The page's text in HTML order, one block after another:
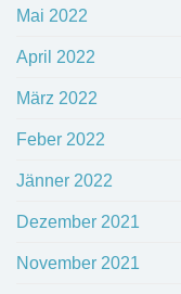
Mai 2022
April 2022
März 2022
Feber 2022
Jänner 2022
Dezember 2021
November 2021